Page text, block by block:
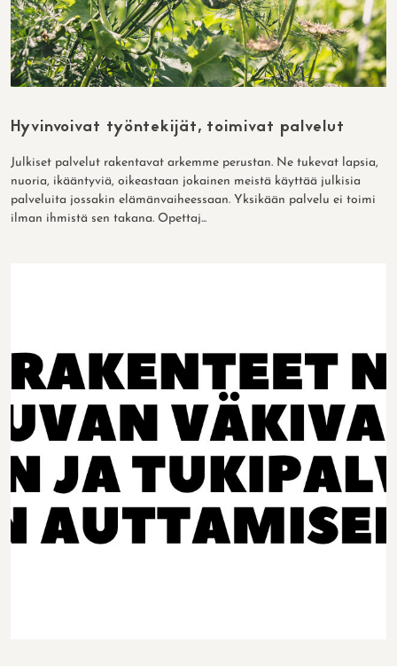
Hyvinvoivat työntekijät, toimivat palvelut
Julkiset palvelut rakentavat arkemme perustan. Ne tukevat lapsia,
nuoria, ikääntyviä, oikeastaan jokainen meistä käyttää julkisia
palveluita jossakin elämänvaiheessaan. Yksikään palvelu ei toimi
ilman ihmistä sen takana. Opettaj...